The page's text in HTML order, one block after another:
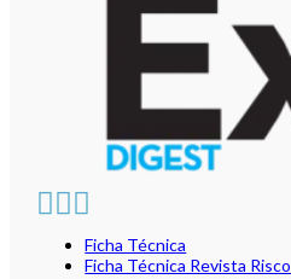
Ficha Técnica
Ficha Técnica Revista Risco